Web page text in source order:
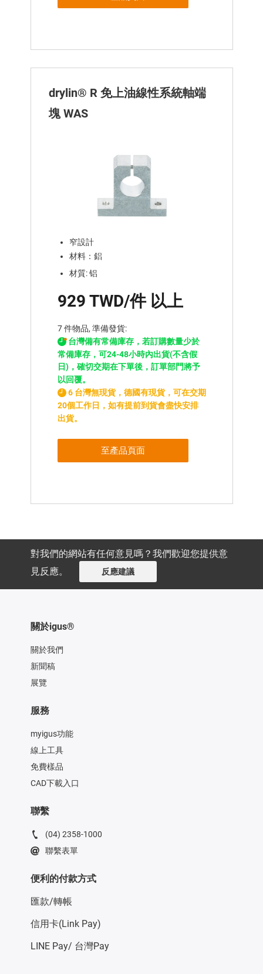
drylin® R 免上油線性系統軸端
塊 WAS
窄設計
材料：鋁
材質: 铝
929 TWD/件 以上
7 件物品, 準備發貨:
台灣備有常備庫存，若訂購數量少於
常備庫存，可24-48小時內出貨(不含假
日)，確切交期在下單後，訂單部門將予
以回覆。
6 台灣無現貨，德國有現貨，可在交期
20個工作日，如有提前到貨會盡快安排
出貨。
至產品頁面
對我們的網站有任何意見嗎？我們歡迎您提供意
見反應。
反應建議
關於igus®
關於我們
新聞稿
展覽
服務
myigus功能
線上工具
免費樣品
CAD下載入口
聯繫
(04) 2358-1000
聯繫表單
便利的付款方式
匯款/轉帳
信用卡(Link Pay)
LINE Pay/ 台灣Pay